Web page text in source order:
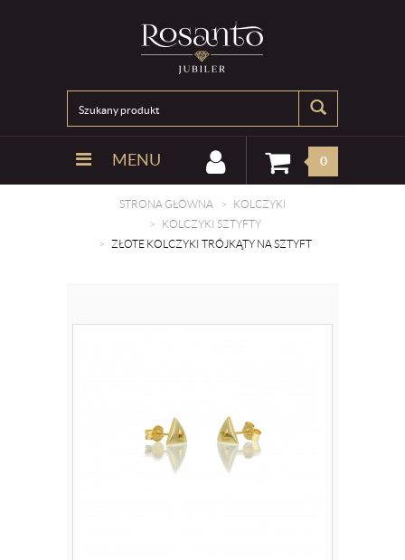
MENU 0
STRONA GŁÓWNA
KOLCZYKI
KOLCZYKI SZTYFTY
ZŁOTE KOLCZYKI TRÓJKĄTY NA SZTYFT